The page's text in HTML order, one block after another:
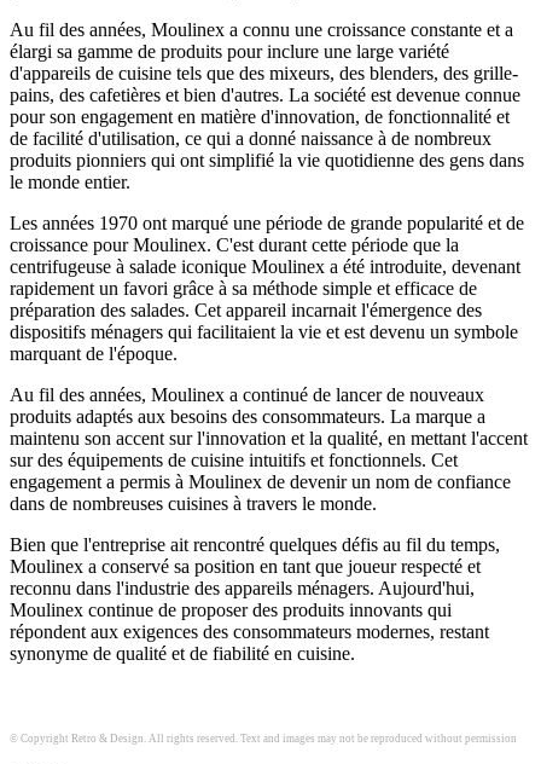
Au fil des années, Moulinex a connu une croissance constante et a
élargi sa gamme de produits pour inclure une large variété
d'appareils de cuisine tels que des mixeurs, des blenders, des grille-
pains, des cafetières et bien d'autres. La société est devenue connue
pour son engagement en matière d'innovation, de fonctionnalité et
de facilité d'utilisation, ce qui a donné naissance à de nombreux
produits pionniers qui ont simplifié la vie quotidienne des gens dans
le monde entier.
Les années 1970 ont marqué une période de grande popularité et de
croissance pour Moulinex. C'est durant cette période que la
centrifugeuse à salade iconique Moulinex a été introduite, devenant
rapidement un favori grâce à sa méthode simple et efficace de
préparation des salades. Cet appareil incarnait l'émergence des
dispositifs ménagers qui facilitaient la vie et est devenu un symbole
marquant de l'époque.
Au fil des années, Moulinex a continué de lancer de nouveaux
produits adaptés aux besoins des consommateurs. La marque a
maintenu son accent sur l'innovation et la qualité, en mettant l'accent
sur des équipements de cuisine intuitifs et fonctionnels. Cet
engagement a permis à Moulinex de devenir un nom de confiance
dans de nombreuses cuisines à travers le monde.
Bien que l'entreprise ait rencontré quelques défis au fil du temps,
Moulinex a conservé sa position en tant que joueur respecté et
reconnu dans l'industrie des appareils ménagers. Aujourd'hui,
Moulinex continue de proposer des produits innovants qui
répondent aux exigences des consommateurs modernes, restant
synonyme de qualité et de fiabilité en cuisine.
© Copyright Retro & Design. All rights reserved. Text and images may not be reproduced without permission